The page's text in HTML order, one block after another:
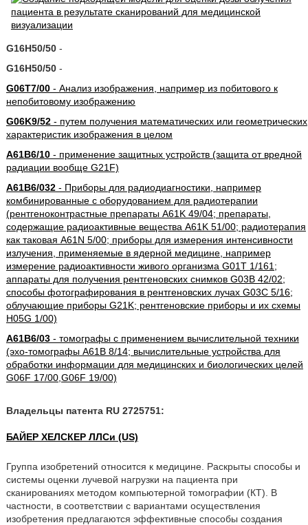
G16H50/50-
G16H50/50-
G06T7/00- Анализ изображения, например из побитового к
непобитовому изображению
G06K9/52- путем получения математических или геометрических
характеристик изображения в целом
A61B6/10- применение защитных устройств (защита от вредной
радиации вообще G21F)
A61B6/032- Приборы для радиодиагностики, например
комбинированные с оборудованием для радиотерапии
(рентгеноконтрастные препараты A61K 49/04; препараты,
содержащие радиоактивные вещества A61K 51/00; радиотерапия
как таковая A61N 5/00; приборы для измерения интенсивности
излучения, применяемые в ядерной медицине, например
измерение радиоактивности живого организма G01T 1/161;
аппараты для получения рентгеновских снимков G03B 42/02;
способы фотографирования в рентгеновских лучах G03C 5/16;
облучающие приборы G21K; рентгеновские приборы и их схемы
H05G 1/00)
A61B6/03- томографы с применением вычислительной техники
(эхо-томографы A61B 8/14; вычислительные устройства для
обработки информации для медицинских и биологических целей
G06F 17/00,G06F 19/00)
Владельцы патента RU 2725751:
БАЙЕР ХЕЛСКЕР ЛЛСи (US)
Группа изобретений относится к медицине. Раскрыты способы и
системы оценки лучевой нагрузки на пациента при
сканированиях методом компьютерной томографии (КТ). В
частности, в соответствии с вариантами осуществления
изобретения предлагаются эффективные способы создания